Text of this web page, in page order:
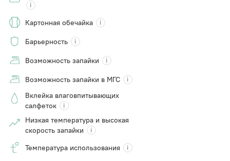
Картонная обечайка
Барьерность
Возможность запайки
Возможность запайки в МГС
Вклейка влаговпитывающих
салфеток
Низкая температура и высокая
скорость запайки
Температура использования